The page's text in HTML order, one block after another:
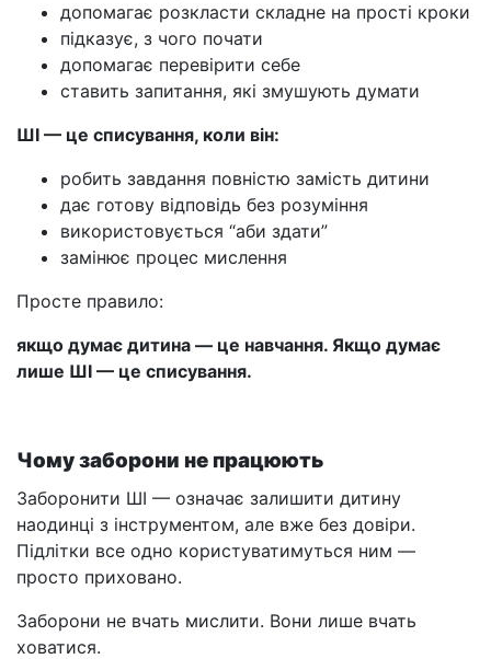
допомагає розкласти складне на прості кроки
підказує, з чого почати
допомагає перевірити себе
ставить запитання, які змушують думати
ШІ — це списування, коли він:
робить завдання повністю замість дитини
дає готову відповідь без розуміння
використовується “аби здати”
замінює процес мислення
Просте правило:
якщо думає дитина — це навчання. Якщо думає
лише ШІ — це списування.
Чому заборони не працюють
Заборонити ШІ — означає залишити дитину
наодинці з інструментом, але вже без довіри.
Підлітки все одно користуватимуться ним —
просто приховано.
Заборони не вчать мислити. Вони лише вчать
ховатися.